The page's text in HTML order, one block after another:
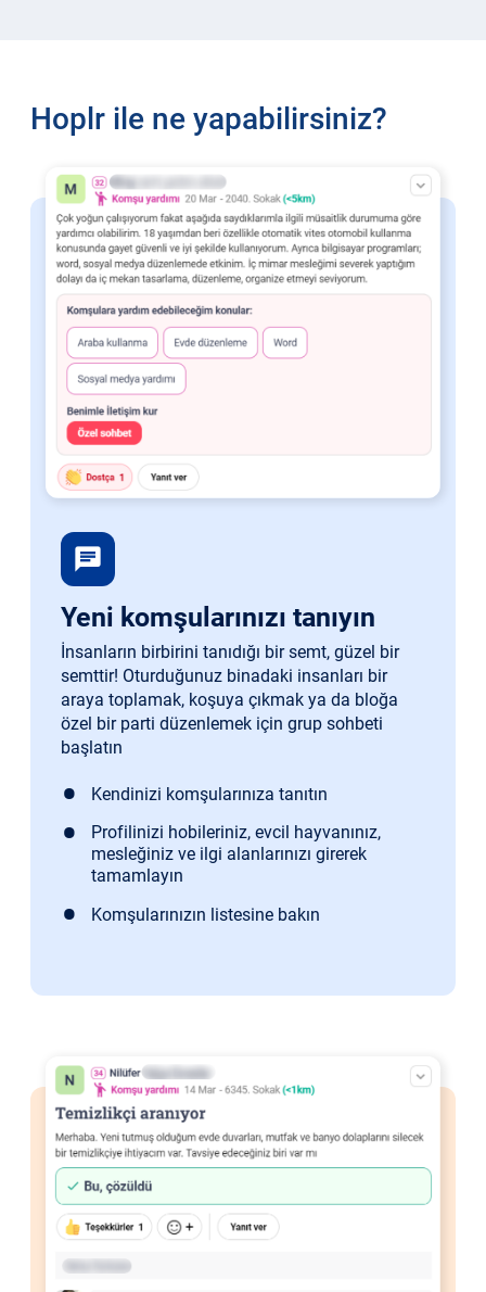
Hoplr ile ne yapabilirsiniz?
chat
Yeni komşularınızı tanıyın
İnsanların birbirini tanıdığı bir semt, güzel bir
semttir! Oturduğunuz binadaki insanları bir
araya toplamak, koşuya çıkmak ya da bloğa
özel bir parti düzenlemek için grup sohbeti
başlatın
Kendinizi komşularınıza tanıtın
Profilinizi hobileriniz, evcil hayvanınız,
mesleğiniz ve ilgi alanlarınızı girerek
tamamlayın
Komşularınızın listesine bakın